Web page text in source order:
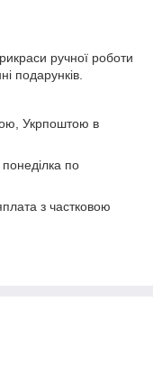
ручної роботи
подарунків.
Укрпоштою в
по
з частковою